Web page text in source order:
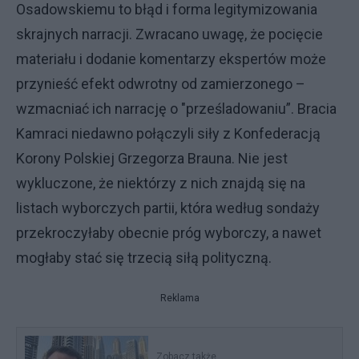
Osadowskiemu to błąd i forma legitymizowania
skrajnych narracji. Zwracano uwagę, że pocięcie
materiału i dodanie komentarzy ekspertów może
przynieść efekt odwrotny od zamierzonego –
wzmacniać ich narrację o "prześladowaniu”. Bracia
Kamraci niedawno połączyli siły z Konfederacją
Korony Polskiej Grzegorza Brauna. Nie jest
wykluczone, że niektórzy z nich znajdą się na
listach wyborczych partii, która według sondaży
przekroczyłaby obecnie próg wyborczy, a nawet
mogłaby stać się trzecią siłą polityczną.
Reklama
Zobacz także